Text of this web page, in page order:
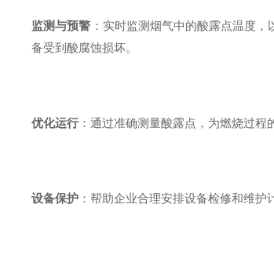
监测与预警 ：实时监测烟气中的酸露点温度
备受到酸腐蚀损坏。
优化运行：通过准确测量酸露点，为燃烧过程
设备保护 ：帮助企业合理安排设备检修和维